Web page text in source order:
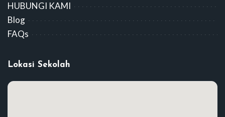
HUBUNGI KAMI
Blog
FAQs
Lokasi Sekolah